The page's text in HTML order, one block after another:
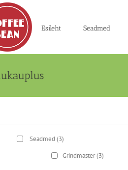
Esileht Seadmed
Seadmed (3)
Grindmaster(3)